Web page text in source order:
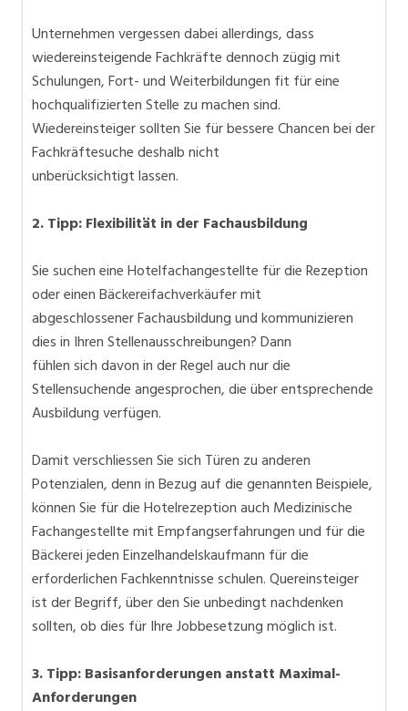
Unternehmen vergessen dabei allerdings, dass
wiedereinsteigende Fachkräfte dennoch zügig mit
Schulungen, Fort- und Weiterbildungen fit für eine
hochqualifizierten Stelle zu machen sind.
Wiedereinsteiger sollten Sie für bessere Chancen bei der
Fachkräftesuche deshalb nicht
unberücksichtigt lassen.
2. Tipp: Flexibilität in der Fachausbildung
Sie suchen eine Hotelfachangestellte für die Rezeption
oder einen Bäckereifachverkäufer mit
abgeschlossener Fachausbildung und kommunizieren
dies in Ihren Stellenausschreibungen? Dann
fühlen sich davon in der Regel auch nur die
Stellensuchende angesprochen, die über entsprechende
Ausbildung verfügen.
Damit verschliessen Sie sich Türen zu anderen
Potenzialen, denn in Bezug auf die genannten Beispiele,
können Sie für die Hotelrezeption auch Medizinische
Fachangestellte mit Empfangserfahrungen und für die
Bäckerei jeden Einzelhandelskaufmann für die
erforderlichen Fachkenntnisse schulen. Quereinsteiger
ist der Begriff, über den Sie unbedingt nachdenken
sollten, ob dies für Ihre Jobbesetzung möglich ist.
3. Tipp: Basisanforderungen anstatt Maximal-
Anforderungen